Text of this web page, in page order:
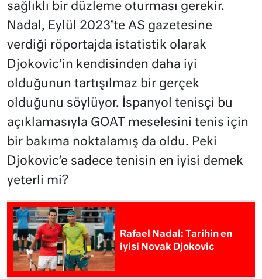
sağlıklı bir düzleme oturması gerekir.
Nadal, Eylül 2023’te AS gazetesine
verdiği röportajda istatistik olarak
Djokovic’in kendisinden daha iyi
olduğunun tartışılmaz bir gerçek
olduğunu söylüyor. İspanyol tenisçi bu
açıklamasıyla GOAT meselesini tenis için
bir bakıma noktalamış da oldu. Peki
Djokovic’e sadece tenisin en iyisi demek
yeterli mi?
Rafael Nadal: Tarihin en
iyisi Novak Djokovic